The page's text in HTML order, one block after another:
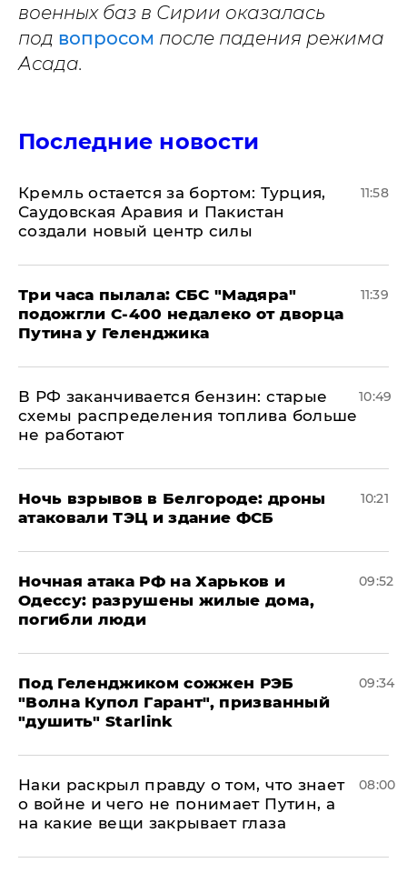
военных баз в Сирии оказалась
под вопросом после падения режима
Асада.
Последние новости
​Кремль остается за бортом: Турция,
Саудовская Аравия и Пакистан
создали новый центр силы
11:58
Три часа пылала: СБС "Мадяра"
подожгли С-400 недалеко от дворца
Путина у Геленджика
11:39
​В РФ заканчивается бензин: старые
схемы распределения топлива больше
не работают
10:49
​Ночь взрывов в Белгороде: дроны
атаковали ТЭЦ и здание ФСБ
10:21
​Ночная атака РФ на Харьков и
Одессу: разрушены жилые дома,
погибли люди
09:52
Под Геленджиком сожжен РЭБ
"Волна Купол Гарант", призванный
"душить" Starlink
09:34
Наки раскрыл правду о том, что знает
о войне и чего не понимает Путин, а
на какие вещи закрывает глаза
08:00